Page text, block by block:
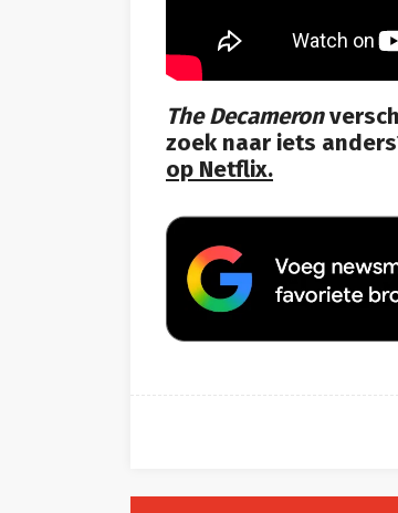
The Decameron
zoek naar iets
op Netflix.